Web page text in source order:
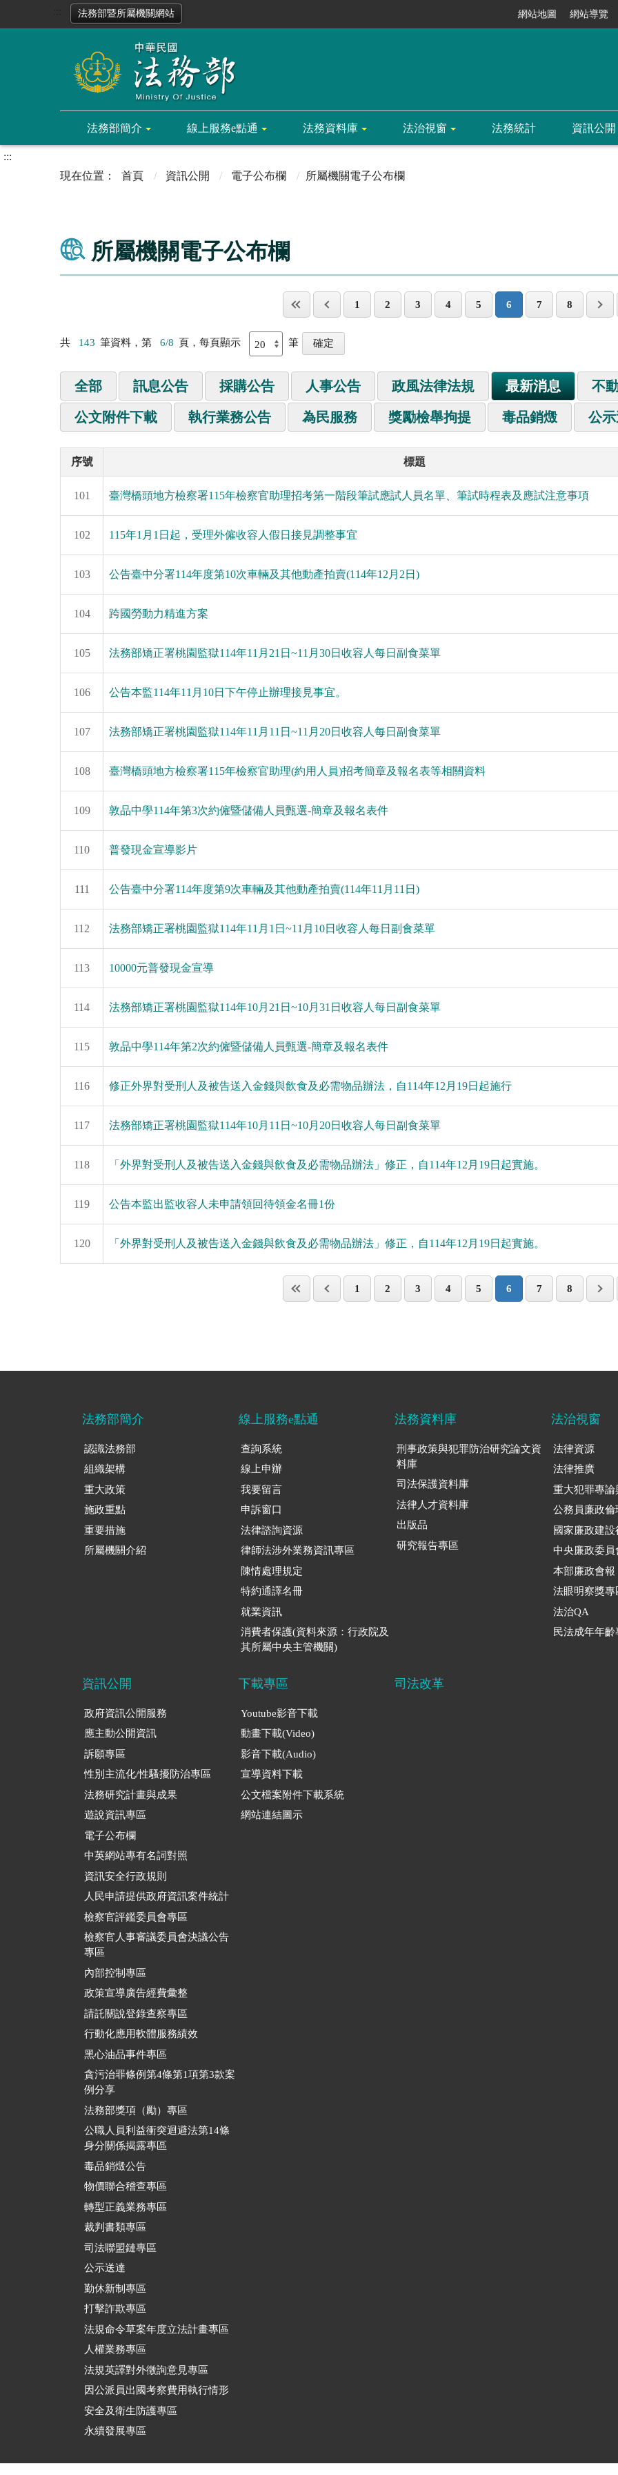
法務部暨所屬機關網站 網站地圖 網站導覽
法務部簡介 線上服務e點通 法務資料庫 法治視窗 法務統計 資訊公開
:::
首頁
資訊公開 電子公布欄 所屬機關電子公布欄
所屬機關電子公布欄
1 2 3 4 5 6 7 8
共 143 筆資料，第 6/8 頁，每頁顯示 筆
全部 訊息公告 採購公告 人事公告 政風法律法規 最新消息 不
公文附件下載 執行業務公告 為民服務 獎勵檢舉拘提 毒品銷燬 公
序號 標題
101 臺灣橋頭地方檢察署115年檢察官助理招考第一階段筆試應試人員名單、筆試時程表及應試注意事項
102 115年1月1日起，受理外僱收容人假日接見調整事宜
103 公告臺中分署114年度第10次車輛及其他動產拍賣(114年12月2日)
104 跨國勞動力精進方案
105 法務部矯正署桃園監獄114年11月21日~11月30日收容人每日副食菜單
106 公告本監114年11月10日下午停止辦理接見事宜。
107 法務部矯正署桃園監獄114年11月11日~11月20日收容人每日副食菜單
108 臺灣橋頭地方檢察署115年檢察官助理(約用人員)招考簡章及報名表等相關資料
109 敦品中學114年第3次約僱暨儲備人員甄選-簡章及報名表件
110 普發現金宣導影片
111 公告臺中分署114年度第9次車輛及其他動產拍賣(114年11月11日)
112 法務部矯正署桃園監獄114年11月1日~11月10日收容人每日副食菜單
113 10000元普發現金宣導
114 法務部矯正署桃園監獄114年10月21日~10月31日收容人每日副食菜單
115 敦品中學114年第2次約僱暨儲備人員甄選-簡章及報名表件
116 修正外界對受刑人及被告送入金錢與飲食及必需物品辦法，自114年12月19日起施行
117 法務部矯正署桃園監獄114年10月11日~10月20日收容人每日副食菜單
118 「外界對受刑人及被告送入金錢與飲食及必需物品辦法」修正，自114年12月19日起實施。
119 公告本監出監收容人未申請領回待領金名冊1份
120 「外界對受刑人及被告送入金錢與飲食及必需物品辦法」修正，自114年12月19日起實施。
1 2 3 4 5 6 7 8
法務部簡介
認識法務部
組織架構
重大政策
施政重點
重要措施
所屬機關介紹
線上服務e點通
查詢系統
線上申辦
我要留言
申訴窗口
法律諮詢資源
律師法涉外業務資訊專區
陳情處理規定
特約通譯名冊
就業資訊
消費者保護(資料來源：行政院及
其所屬中央主管機關)
法務資料庫
刑事政策與犯罪防治研究論文資
料庫
司法保護資料庫
法律人才資料庫
出版品
研究報告專區
法治視窗
法律資源
法律推廣
重大犯罪專論
公務員廉政倫
國家廉政建設
中央廉政委員
本部廉政會報
法眼明察獎專
法治QA
民法成年年齡
資訊公開
政府資訊公開服務
應主動公開資訊
訴願專區
性別主流化/性騷擾防治專區
法務研究計畫與成果
遊說資訊專區
電子公布欄
中英網站專有名詞對照
資訊安全行政規則
人民申請提供政府資訊案件統計
檢察官評鑑委員會專區
檢察官人事審議委員會決議公告
專區
內部控制專區
政策宣導廣告經費彙整
請託關說登錄查察專區
行動化應用軟體服務績效
黑心油品事件專區
貪污治罪條例第4條第1項第3款案
例分享
法務部獎項（勵）專區
公職人員利益衝突迴避法第14條
身分關係揭露專區
毒品銷燬公告
物價聯合稽查專區
轉型正義業務專區
裁判書類專區
司法聯盟鏈專區
公示送達
勤休新制專區
打擊詐欺專區
法規命令草案年度立法計畫專區
人權業務專區
法規英譯對外徵詢意見專區
因公派員出國考察費用執行情形
安全及衛生防護專區
永續發展專區
下載專區
Youtube影音下載
動畫下載(Video)
影音下載(Audio)
宣導資料下載
公文檔案附件下載系統
網站連結圖示
司法改革